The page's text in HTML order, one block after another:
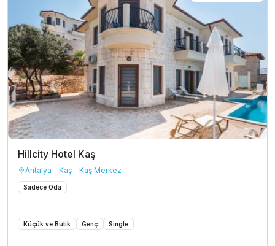
Hillcity Hotel Kaş
Antalya - Kaş - Kaş Merkez
Sadece Oda
Küçük ve Butik Genç Single